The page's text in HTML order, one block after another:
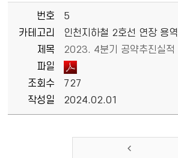
번호
5
카테고리
인천지하철 2호선 연장 용역
제목
2023. 4분기 공약추진실적
파일
조회수
727
작성일
2024.02.01